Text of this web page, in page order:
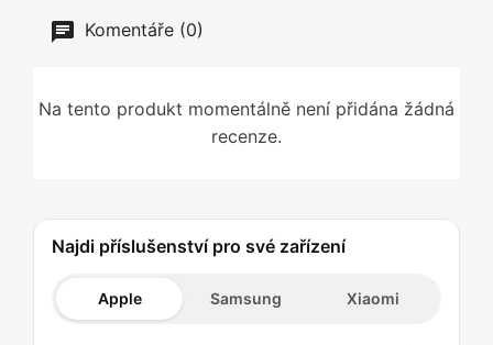
Komentáře (0)
Na tento produkt momentálně není přidána žádná
recenze.
Najdi příslušenství pro své zařízení
Apple Samsung Xiaomi